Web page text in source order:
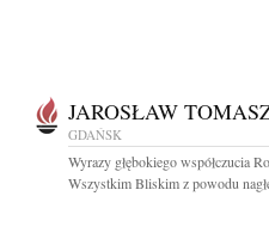
JAROSŁAW
GDAŃSK
Wyrazy głębokiego współczucia
Wszystkim Bliskim z powodu